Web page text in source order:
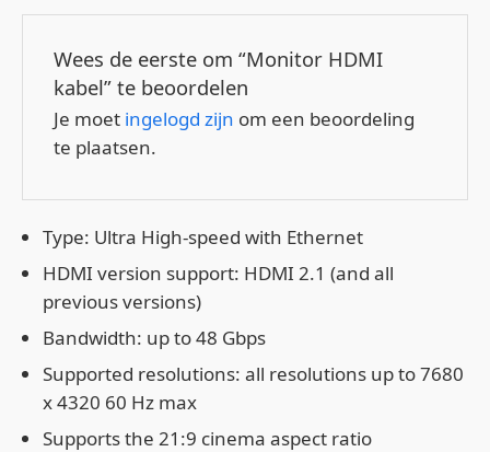
Wees de eerste om “Monitor HDMI
kabel” te beoordelen
Je moet ingelogd zijn om een beoordeling
te plaatsen.
Type: Ultra High-speed with Ethernet
HDMI version support: HDMI 2.1 (and all
previous versions)
Bandwidth: up to 48 Gbps
Supported resolutions: all resolutions up to 7680
x 4320 60 Hz max
Supports the 21:9 cinema aspect ratio